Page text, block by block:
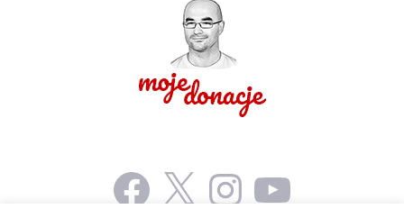
Facebook
X InstagramYouTube